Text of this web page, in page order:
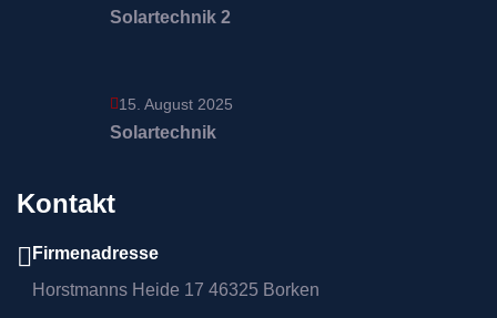
Solartechnik 2
15. August 2025
Solartechnik
Kontakt
Firmenadresse
Horstmanns Heide 17 46325 Borken